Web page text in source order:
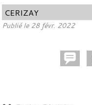
CERIZAY
Publié le 28 févr. 2022